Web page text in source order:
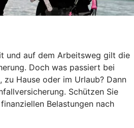
und auf dem Arbeitsweg gilt die
Doch was passiert bei
Hause oder im Urlaub? Dann
Schützen Sie
Belastungen nach